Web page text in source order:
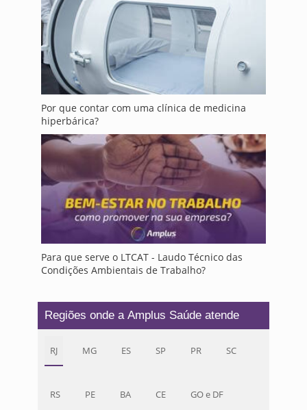
Por que contar com uma clínica de medicina
hiperbárica?
Para que serve o LTCAT - Laudo Técnico das
Condições Ambientais de Trabalho?
Regiões onde a Amplus Saúde atende
RJ MG ES SP PR SC
RS PE BA CE GO e DF